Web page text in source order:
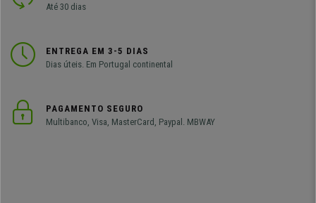
Até 30 dias
ENTREGA EM 3-5 DIAS
Dias úteis. Em Portugal continental
PAGAMENTO SEGURO
Multibanco, Visa, MasterCard, Paypal. MBWAY